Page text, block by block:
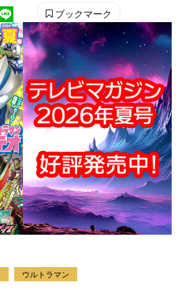
ブックマーク
ウルトラマン